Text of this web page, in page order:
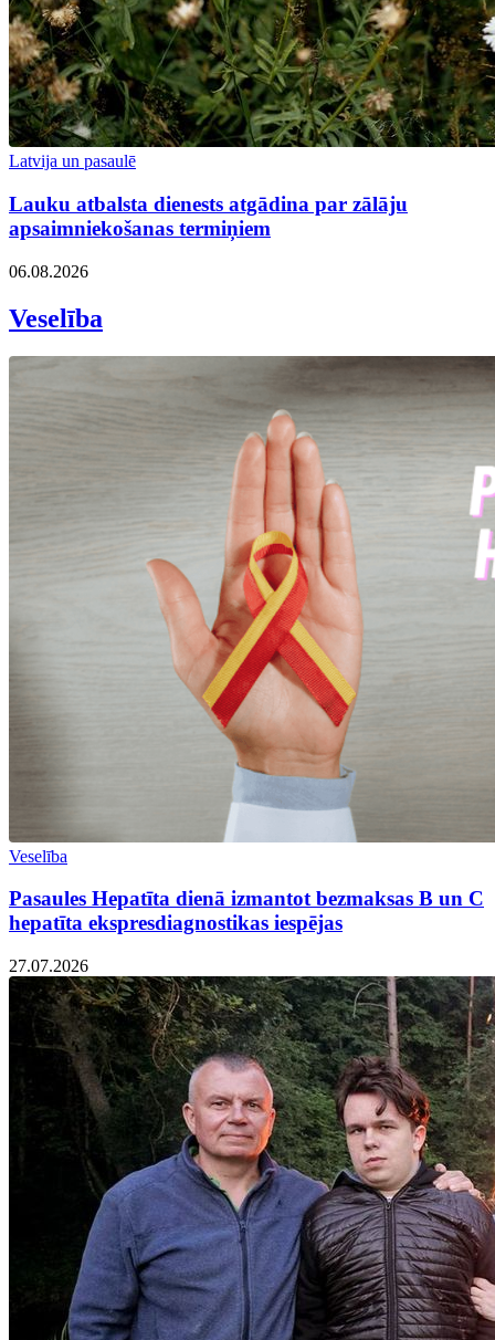
Latvija un pasaulē
Lauku atbalsta dienests atgādina par zālāju
apsaimniekošanas termiņiem
06.08.2026
Veselība
Veselība
Pasaules Hepatīta dienā izmantot bezmaksas B un C
hepatīta ekspresdiagnostikas iespējas
27.07.2026